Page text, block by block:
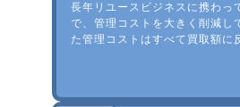
長年リユースビジネスに携わっ
で、管理コストを大きく削減し
た管理コストはすべて買取額に